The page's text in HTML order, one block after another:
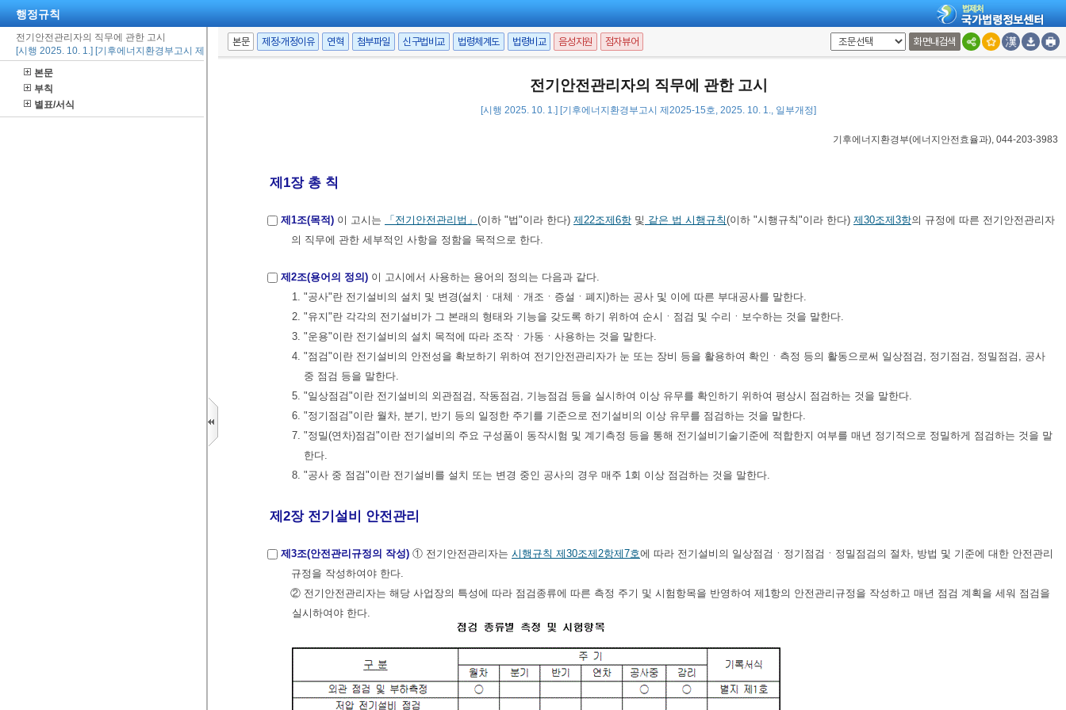
행정규칙
전기안전관리자의 직무에 관한 고시
[시행 2025. 10. 1.] [기후에너지환경부고시 제2025-15호, 2025. 10. 1., 일부개정]
본문
부칙
별표/서식
본문 제정·개정이유 연혁 첨부파일 신구법비교 법령체계도 법령비교 음성지원 점자뷰어 화면내검색
전기안전관리자의 직무에 관한 고시
[시행 2025. 10. 1.] [기후에너지환경부고시 제2025-15호, 2025. 10. 1., 일부개정]
기후에너지환경부(에너지안전효율과), 044-203-3983
제1장 총 칙
제1조(목적) 이 고시는 「전기안전관리법」 (이하 "법"이라 한다) 제22조제6항 및 같은 법 시행규칙(이하 "시행규칙"이라 한다) 제30조제3항의 규정에 따른 전기안전관리자
의 직무에 관한 세부적인 사항을 정함을 목적으로 한다.
제2조(용어의 정의) 이 고시에서 사용하는 용어의 정의는 다음과 같다.
1. "공사"란 전기설비의 설치 및 변경(설치ㆍ대체ㆍ개조ㆍ증설ㆍ폐지)하는 공사 및 이에 따른 부대공사를 말한다.
2. "유지"란 각각의 전기설비가 그 본래의 형태와 기능을 갖도록 하기 위하여 순시ㆍ점검 및 수리ㆍ보수하는 것을 말한다.
3. "운용"이란 전기설비의 설치 목적에 따라 조작ㆍ가동ㆍ사용하는 것을 말한다.
4. "점검"이란 전기설비의 안전성을 확보하기 위하여 전기안전관리자가 눈 또는 장비 등을 활용하여 확인ㆍ측정 등의 활동으로써 일상점검, 정기점검, 정밀점검, 공사
중 점검 등을 말한다.
5. "일상점검"이란 전기설비의 외관점검, 작동점검, 기능점검 등을 실시하여 이상 유무를 확인하기 위하여 평상시 점검하는 것을 말한다.
6. "정기점검"이란 월차, 분기, 반기 등의 일정한 주기를 기준으로 전기설비의 이상 유무를 점검하는 것을 말한다.
7. "정밀(연차)점검"이란 전기설비의 주요 구성품이 동작시험 및 계기측정 등을 통해 전기설비기술기준에 적합한지 여부를 매년 정기적으로 정밀하게 점검하는 것을 말
한다.
8. "공사 중 점검"이란 전기설비를 설치 또는 변경 중인 공사의 경우 매주 1회 이상 점검하는 것을 말한다.
제2장 전기설비 안전관리
제3조(안전관리규정의 작성) ① 전기안전관리자는 시행규칙 제30조제2항제7호에 따라 전기설비의 일상점검ㆍ정기점검ㆍ정밀점검의 절차, 방법 및 기준에 대한 안전관리
규정을 작성하여야 한다.
② 전기안전관리자는 해당 사업장의 특성에 따라 점검종류에 따른 측정 주기 및 시험항목을 반영하여 제1항의 안전관리규정을 작성하고 매년 점검 계획을 세워 점검을
실시하여야 한다.